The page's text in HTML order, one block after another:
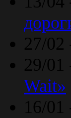
27/02
29/01
Wait»
16/01